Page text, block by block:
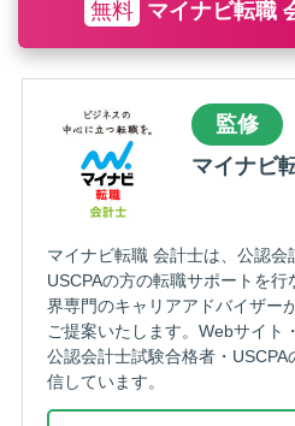
無料 マイナビ転職
監修
マイナビ
マイナビ転職 会計士は、公認会
USCPAの方の転職サポートを
界専門のキャリアアドバイザー
ご提案いたします。Webサイト
公認会計士試験合格者・
信しています。